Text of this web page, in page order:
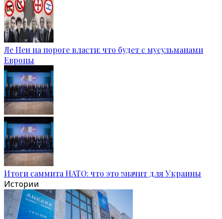
Ле Пен на пороге власти: что будет с мусульманами
Европы
Итоги саммита НАТО: что это значит для Украины
Истории